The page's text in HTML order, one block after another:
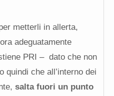
metterli in allerta,
adeguatamente
PRI – dato che non
quindi che all’interno dei
salta fuori un punto